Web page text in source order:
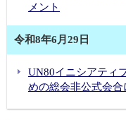
メント
令和8年6月29日
UN80イニシアティ
めの総会非公式会